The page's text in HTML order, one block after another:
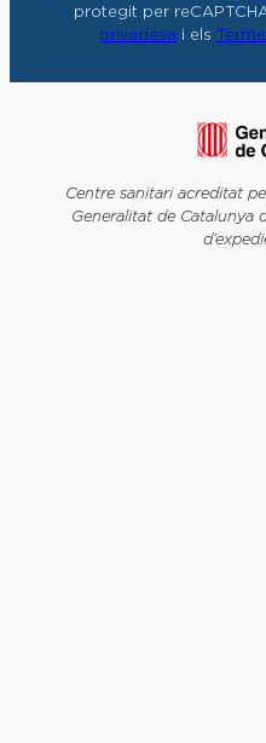
protegit per
privadesa i els
Centre sanitari acreditat
Generalitat de Catalunya